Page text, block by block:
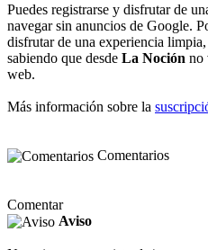
Puedes registrarse y disfrutar de
navegar sin anuncios de Google.
disfrutar de una experiencia
sabiendo que desde La Noción no
web.
Más información sobre la
Comentarios
Comentar
Aviso